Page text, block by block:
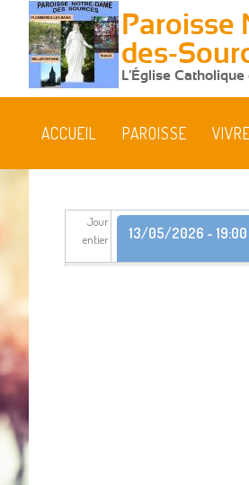
Paroisse
des-
L'Église
ACCUEIL PAROISSE
Jour
entier
13/05/2026 - 19:00